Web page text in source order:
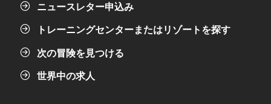
ニュースレター申込み
トレーニングセンターまたはリゾートを探す
次の冒険を見つける
世界中の求人